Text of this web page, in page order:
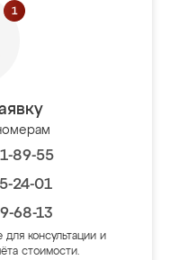
89-55
24-01
68-13
для консультации и
стоимости.